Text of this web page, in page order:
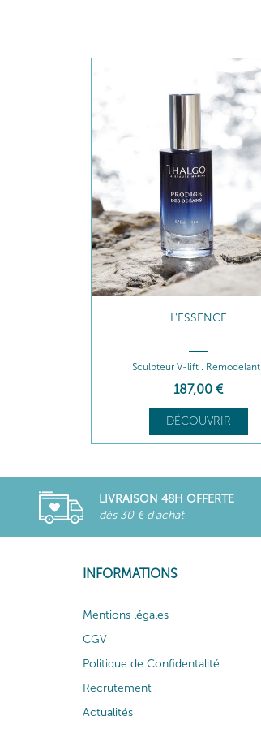
L'ESSENCE
Sculpteur V-lift . Remodelant
187,00 €
DÉCOUVRIR
LIVRAISON 48H OFFERTE
dès 30 € d'achat
INFORMATIONS
Mentions légales
CGV
Politique de Confidentalité
Recrutement
Actualités